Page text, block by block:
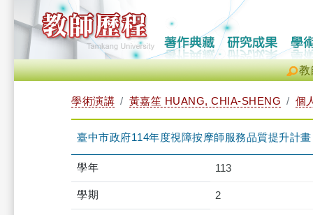
教
學術演講 黃嘉笙 HUANG, CHIA-SHENG 個
臺中市政府114年度視障按摩師服務品質提升計
學年 113
學期 2